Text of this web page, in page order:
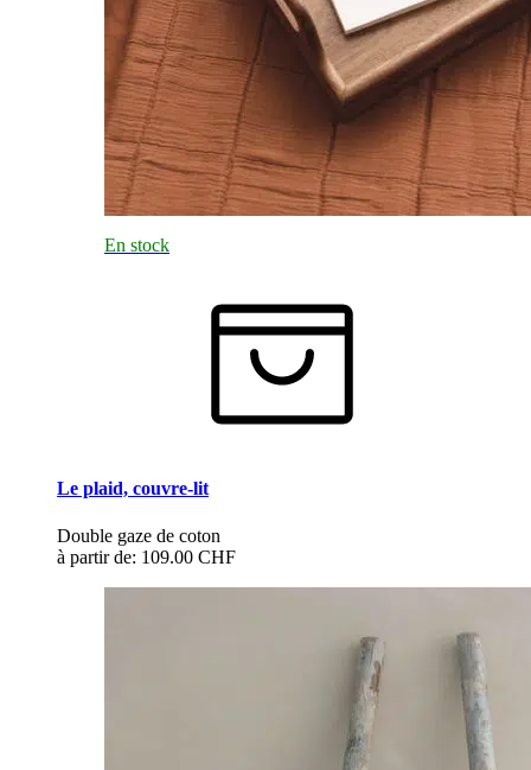
En stock
Le plaid, couvre-lit
Double gaze de coton
à partir de: 109.00 CHF